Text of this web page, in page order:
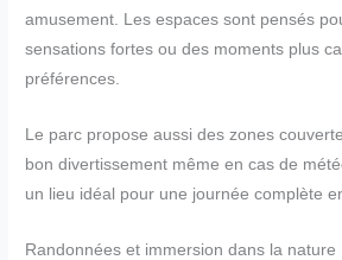
amusement. Les espaces sont pensés
sensations fortes ou des moments plus
préférences.
Le parc propose aussi des zones
bon divertissement même en cas de
un lieu idéal pour une journée complète
Randonnées et immersion dans la nature